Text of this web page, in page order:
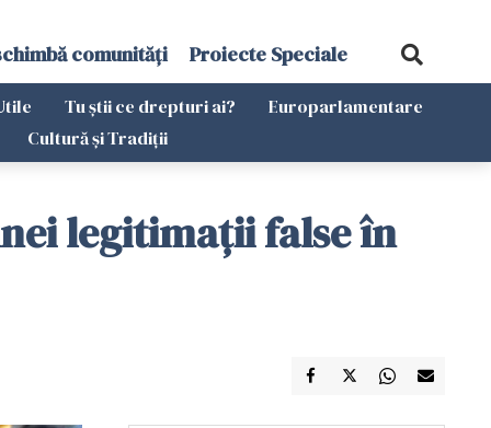
comunități Proiecte Speciale
Tu știi ce drepturi ai?
Europarlamentare
Cultură și Tradiții
legitimații false în